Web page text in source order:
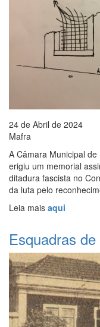
24 de Abril de 2024
Mafra
A Câmara Municipal
erigiu um memorial
ditadura fascista no
da luta pelo
Leia mais aqui
Esquadras